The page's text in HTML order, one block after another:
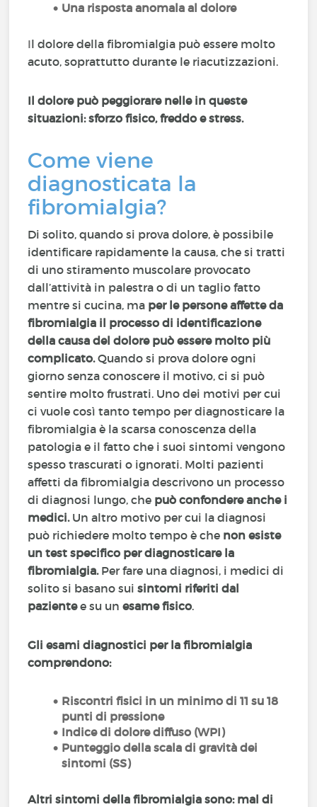
Una risposta anomala al dolore
Il dolore della fibromialgia può essere molto
acuto, soprattutto durante le riacutizzazioni.
Il dolore può peggiorare nelle in queste
situazioni: sforzo fisico, freddo e stress.
Come viene
diagnosticata la
fibromialgia?
Di solito, quando si prova dolore, è possibile
identificare rapidamente la causa, che si tratti
di uno stiramento muscolare provocato
dall’attività in palestra o di un taglio fatto
mentre si cucina, ma per le persone affette da
fibromialgia il processo di identificazione
della causa del dolore può essere molto più
complicato.Quando si prova dolore ogni
giorno senza conoscere il motivo, ci si può
sentire molto frustrati. Uno dei motivi per cui
ci vuole così tanto tempo per diagnosticare la
fibromialgia è la scarsa conoscenza della
patologia e il fatto che i suoi sintomi vengono
spesso trascurati o ignorati. Molti pazienti
affetti da fibromialgia descrivono un processo
di diagnosi lungo, che può confondere anche i
medici. Un altro motivo per cui la diagnosi
può richiedere molto tempo è che non esiste
un test specifico per diagnosticare la
fibromialgia. Per fare una diagnosi, i medici di
solito si basano suisintomi riferiti dal
pazientee su unesame fisico.
Gli esami diagnostici per la fibromialgia
comprendono:
Riscontri fisici in un minimo di 11 su 18
punti di pressione
Indice di dolore diffuso (WPI)
Punteggio della scala di gravità dei
sintomi (SS)
Altri sintomi della fibromialgia sono: mal di